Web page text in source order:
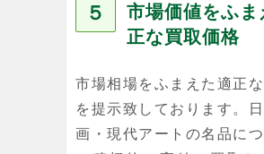
５
市場価値をふま
正な買取価格
市場相場をふまえた適正
を提示致しております。
画・現代アートの名品に